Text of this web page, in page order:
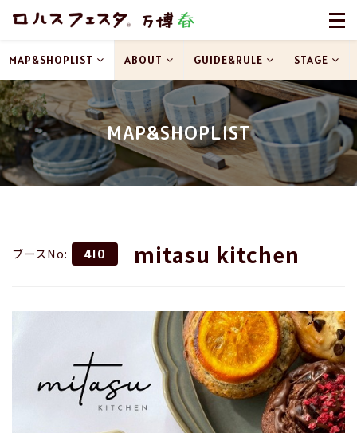
MAP&SHOPLIST
MAP&SHOPLIST ABOUT GUIDE&RULE STAGE
ブースNo: 410 mitasu kitchen